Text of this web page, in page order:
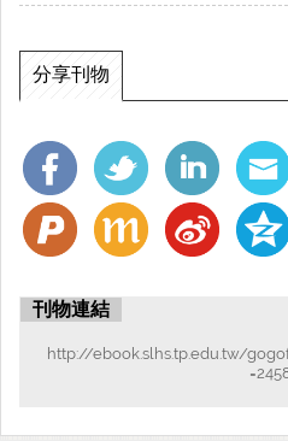
分享刊物
刊物連結
http://ebook.slhs.tp.edu.tw/